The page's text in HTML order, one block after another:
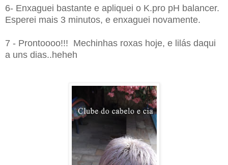
6- Enxaguei bastante e apliquei o K.pro pH balancer.
Esperei mais 3 minutos, e enxaguei novamente.
7 - Prontoooo!!! Mechinhas roxas hoje, e lilás daqui
a uns dias..heheh